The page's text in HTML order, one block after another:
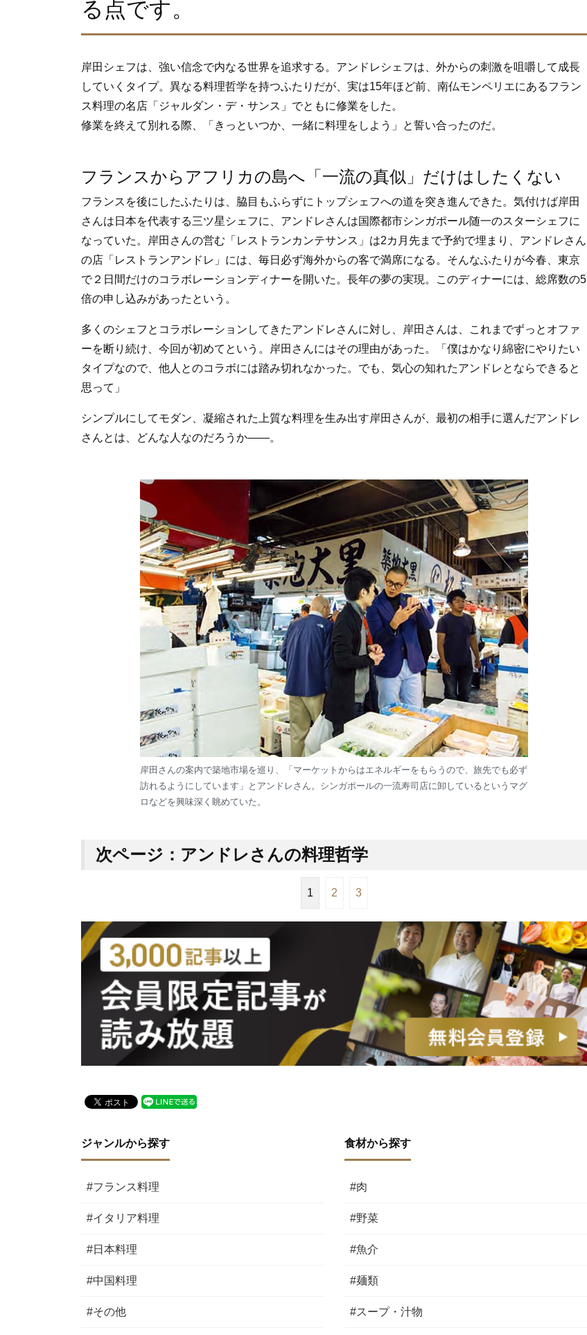
る点です。
岸田シェフは、強い信念で内なる世界を追求する。アンドレシェフは、外からの刺激を咀嚼して成長
していくタイプ。異なる料理哲学を持つふたりだが、実は15年ほど前、南仏モンペリエにあるフラン
ス料理の名店「ジャルダン・デ・サンス」でともに修業をした。
修業を終えて別れる際、「きっといつか、一緒に料理をしよう」と誓い合ったのだ。
フランスからアフリカの島へ「一流の真似」だけはしたくない
フランスを後にしたふたりは、脇目もふらずにトップシェフへの道を突き進んできた。気付けば岸田
さんは日本を代表する三ツ星シェフに、アンドレさんは国際都市シンガポール随一のスターシェフに
なっていた。岸田さんの営む「レストランカンテサンス」は2カ月先まで予約で埋まり、アンドレさん
の店「レストランアンドレ」には、毎日必ず海外からの客で満席になる。そんなふたりが今春、東京
で２日間だけのコラボレーションディナーを開いた。長年の夢の実現。このディナーには、総席数の5
倍の申し込みがあったという。
多くのシェフとコラボレーションしてきたアンドレさんに対し、岸田さんは、これまでずっとオファ
ーを断り続け、今回が初めてという。岸田さんにはその理由があった。「僕はかなり綿密にやりたい
タイプなので、他人とのコラボには踏み切れなかった。でも、気心の知れたアンドレとならできると
思って」
シンプルにしてモダン、凝縮された上質な料理を生み出す岸田さんが、最初の相手に選んだアンドレ
さんとは、どんな人なのだろうか――。
岸田さんの案内で築地市場を巡り、「マーケットからはエネルギーをもらうので、旅先でも必ず
訪れるようにしています」とアンドレさん。シンガポールの一流寿司店に卸しているというマグ
ロなどを興味深く眺めていた。
次ページ：アンドレさんの料理哲学
1 2 3
ジャンルから探す
#フランス料理
#イタリア料理
#日本料理
#中国料理
#その他
食材から探す
#肉
#野菜
#魚介
#麺類
#スープ・汁物